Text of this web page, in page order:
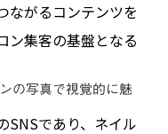
ながるコンテンツを
ン集客の基盤となる
の写真で視覚的に魅
SNSであり、ネイル